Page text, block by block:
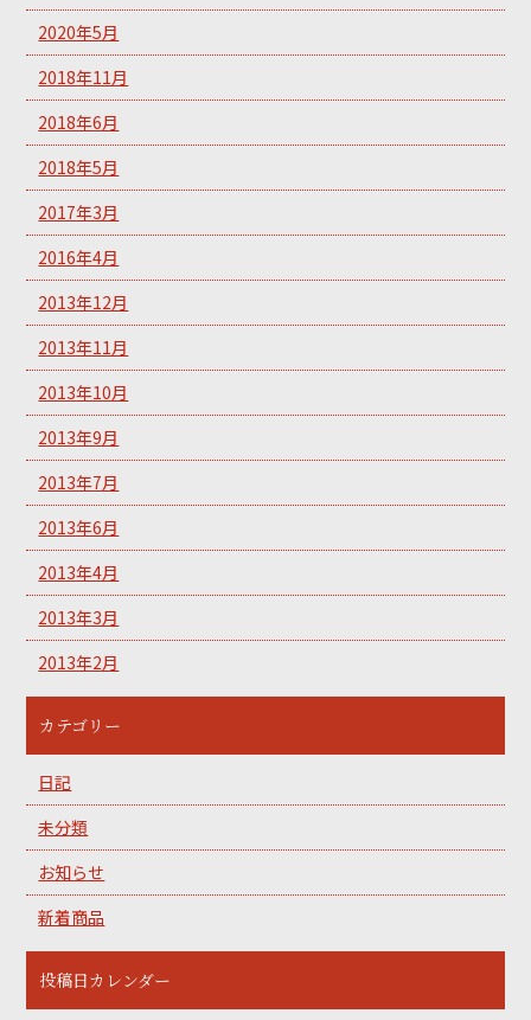
2020年5月
2018年11月
2018年6月
2018年5月
2017年3月
2016年4月
2013年12月
2013年11月
2013年10月
2013年9月
2013年7月
2013年6月
2013年4月
2013年3月
2013年2月
カテゴリー
日記
未分類
お知らせ
新着商品
投稿日カレンダー